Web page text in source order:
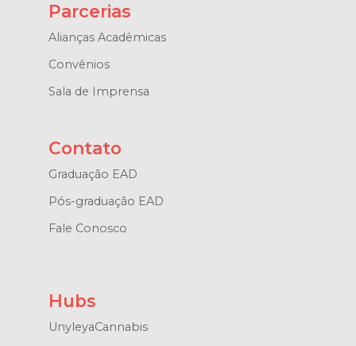
Parcerias
Alianças Acadêmicas
Convênios
Sala de Imprensa
Contato
Graduação EAD
Pós-graduação EAD
Fale Conosco
Hubs
UnyleyaCannabis